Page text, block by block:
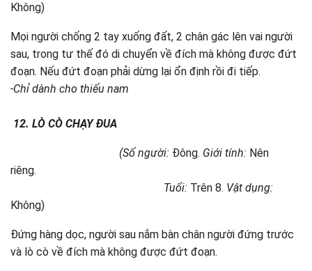
Không)
Mọi người chống 2 tay xuống đất, 2 chân gác lên vai người
sau, trong tư thế đó di chuyển về đích mà không được đứt
đoạn. Nếu đứt đoạn phải dừng lại ổn định rồi đi tiếp.
-Chỉ dành cho thiếu nam
12. LÒ CÒ CHẠY ĐUA
(Số người: Đông. Giới tính: Nên
riêng.
Tuổi: Trên 8. Vật dụng:
Không)
Đứng hàng dọc, người sau nắm bàn chân người đứng trước
và lò cò về đích mà không được đứt đoạn.